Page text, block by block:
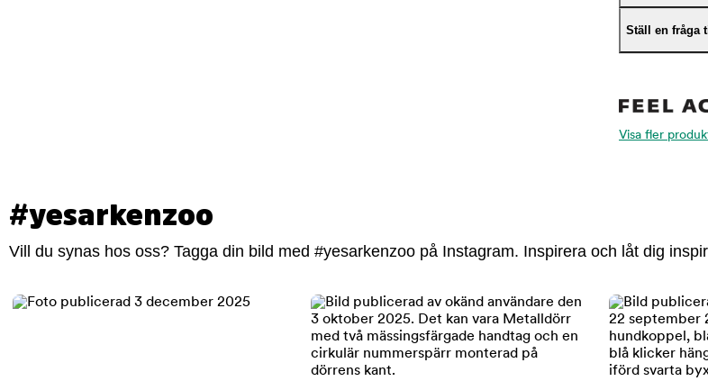
Ställ en fråga
Visa fler
#yesarkenzoo
Vill du synas hos oss? Tagga din bild med #yesarkenzoo på Instagram. Inspirera och låt dig